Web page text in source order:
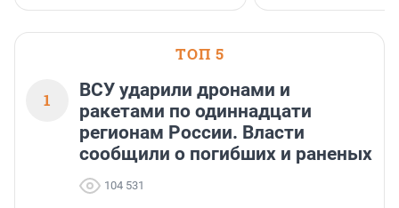
ТОП 5
1
ВСУ ударили дронами и
ракетами по одиннадцати
регионам России. Власти
сообщили о погибших и раненых
104 531